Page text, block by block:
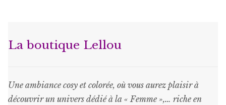
au
La boutique Lellou
Une ambiance cosy et colorée, où vous aurez plaisir à
découvrir un univers dédié à la « Femme »,… riche en